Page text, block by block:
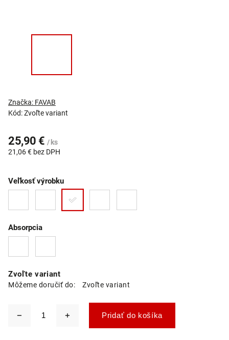
Kód:Zvoľte variant
Značka: FAVAB
25,90 € / ks
21,06 € bez DPH
Zvoľte variant
Môžeme doručiť do: Zvoľte variant
Veľkosť výrobku
Absorpcia
Pridať do košíka